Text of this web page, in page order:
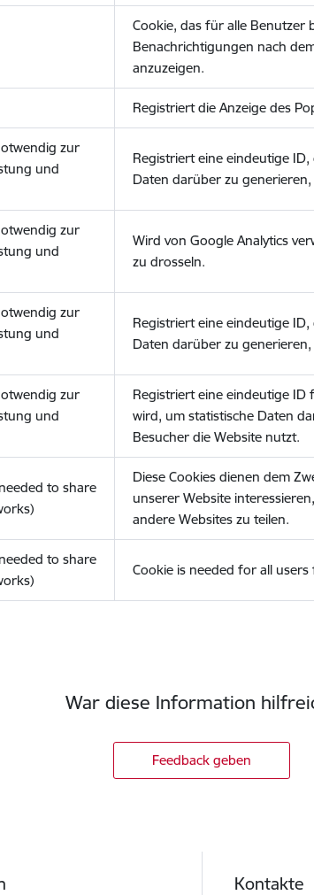
Cookie, das für alle Benutzer
Benachrichtigungen nach
anzuzeigen.
Registriert die Anzeige des
zur
und
Registriert eine eindeutige
Daten darüber zu
zur
und
Wird von Google Analytics
zu drosseln.
zur
und
Registriert eine eindeutige
Daten darüber zu
zur
und
Registriert eine eindeutige ID
wird, um statistische Daten
Besucher die Website nutzt.
to share
Diese Cookies dienen dem
unserer Website
andere Websites zu teilen.
to share
Cookie is needed for all
War diese Information
Feedback geben
Kontakte